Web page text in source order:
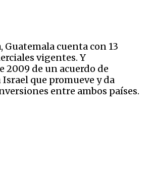
Guatemala cuenta con 13
vigentes. Y
2009 de un acuerdo de
que promueve y da
entre ambos países.